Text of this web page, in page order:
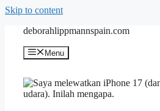
Skip to content
deborahlippmannspain.com
Menu